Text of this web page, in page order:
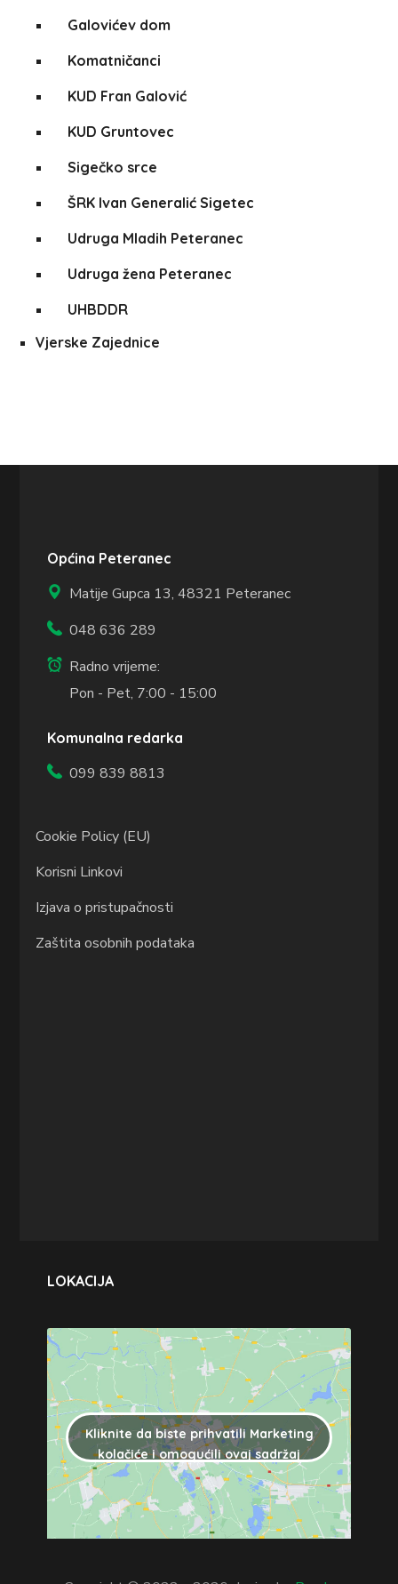
Galovićev dom
Komatničanci
KUD Fran Galović
KUD Gruntovec
Sigečko srce
ŠRK Ivan Generalić Sigetec
Udruga Mladih Peteranec
Udruga žena Peteranec
UHBDDR
Vjerske Zajednice
Općina Peteranec
Matije Gupca 13,48321 Peteranec
048 636 289
Radno vrijeme:
Pon - Pet, 7:00 - 15:00
Komunalna redarka
099 839 8813
Cookie Policy (EU)
Korisni Linkovi
Izjava o pristupačnosti
Zaštita osobnih podataka
LOKACIJA
Kliknite da biste prihvatili Marketing
kolačiće i omogućili ovaj sadržaj